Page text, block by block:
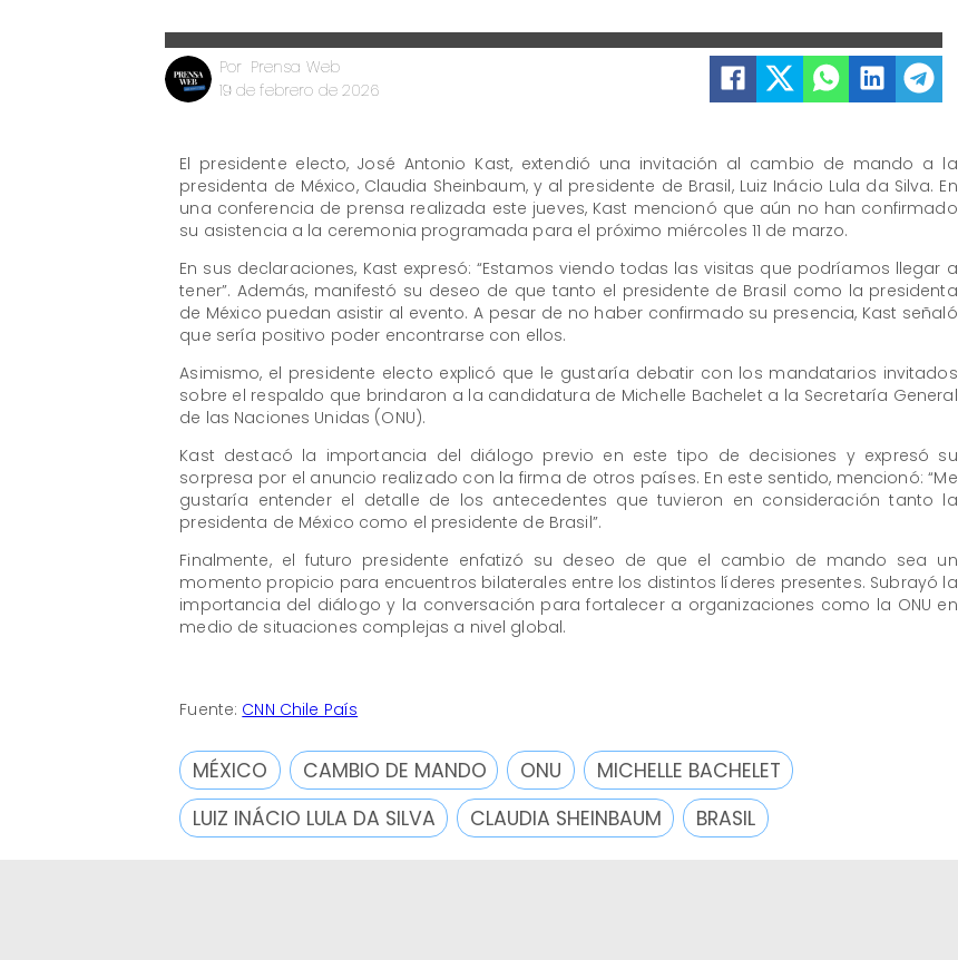
Prensa Web
Por
19 de febrero de 2026
El presidente electo, José Antonio Kast, extendió una invitación al cambio de mando a la
presidenta de México, Claudia Sheinbaum, y al presidente de Brasil, Luiz Inácio Lula da Silva. En
una conferencia de prensa realizada este jueves, Kast mencionó que aún no han confirmado
su asistencia a la ceremonia programada para el próximo miércoles 11 de marzo.
En sus declaraciones, Kast expresó: “Estamos viendo todas las visitas que podríamos llegar a
tener”. Además, manifestó su deseo de que tanto el presidente de Brasil como la presidenta
de México puedan asistir al evento. A pesar de no haber confirmado su presencia, Kast señaló
que sería positivo poder encontrarse con ellos.
Asimismo, el presidente electo explicó que le gustaría debatir con los mandatarios invitados
sobre el respaldo que brindaron a la candidatura de Michelle Bachelet a la Secretaría General
de las Naciones Unidas (ONU).
Kast destacó la importancia del diálogo previo en este tipo de decisiones y expresó su
sorpresa por el anuncio realizado con la firma de otros países. En este sentido, mencionó: “Me
gustaría entender el detalle de los antecedentes que tuvieron en consideración tanto la
presidenta de México como el presidente de Brasil”.
Finalmente, el futuro presidente enfatizó su deseo de que el cambio de mando sea un
momento propicio para encuentros bilaterales entre los distintos líderes presentes. Subrayó la
importancia del diálogo y la conversación para fortalecer a organizaciones como la ONU en
medio de situaciones complejas a nivel global.
Fuente: CNN Chile País
MÉXICO CAMBIO DE MANDO ONU
MICHELLE BACHELET
LUIZ INÁCIO LULA DA SILVA
CLAUDIA SHEINBAUM BRASIL